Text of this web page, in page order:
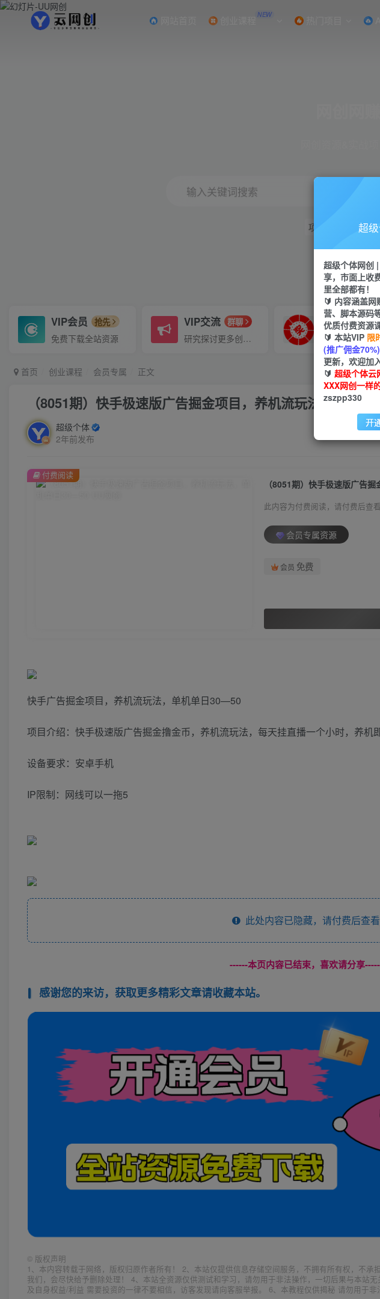
创业课程 NEW 热门项目
输入关键词搜索
项目 引
VIP会员 抢先
免费下载全站资源
VIP交流 群聊
研究探讨更多创业项目路子。
VIP推广
70%
会员专属推广
首页 创业课程 会员专属 正文
（8051期）快手极速版广告掘金项目，养机流玩法，单机单
超级个体
2年前发布
（8051期）快手极速版广告
此内容为付费阅读，请付费后查看
会员专属资源
会员 免费
付费阅读
快手广告掘金项目，养机流玩法，单机单日30—50
项目介绍：快手极速版广告掘金撸金币，养机流玩法，每天挂直播一个小时，养机
设备要求：安卓手机
IP限制：网线可以一拖5
此处内容已隐藏，请付费后查看
------本页内容已结束，喜欢请分享
感谢您的来访，获取更多精彩文章请收藏本站。
© 版权声明
1、本内容转载于网络，版权归原作者所有！ 2、本站仅提供信息存储空间服务，不拥有所有权，不
我们，会尽快给予删除处理！ 4、本站全资源仅供测试和学习，请勿用于非法操作，一切后果与本站
及自身权益/利益 需要投资的一律不要相信，访客发现请向客服举报。 6、本教程仅供揭秘 请勿用于
超
超级个体网创
享，市面上收
里全部都有！
🔰 内容涵盖
营、脚本源码
优质付费资源
🔰 本站VIP 限
(推广佣金70%)
更新，欢迎加入
🔰 超级个体云
XXX网创一样
zszpp330
开